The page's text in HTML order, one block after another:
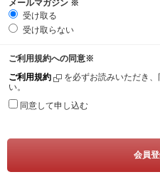
メールマガジン ※
受け取る
受け取らない
ご利用規約への同意※
ご利用規約
を必ずお読みいただき
い。
同意して申し込む